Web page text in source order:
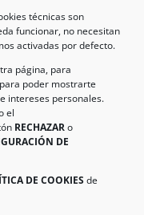
técnicas son
funcionar, no necesitan
activadas por defecto.
página, para
poder mostrarte
intereses personales.
el
RECHAZARo
DE
DE COOKIESde